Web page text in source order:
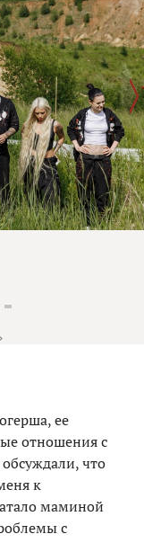
ее
отношения с
что
к
маминой
с